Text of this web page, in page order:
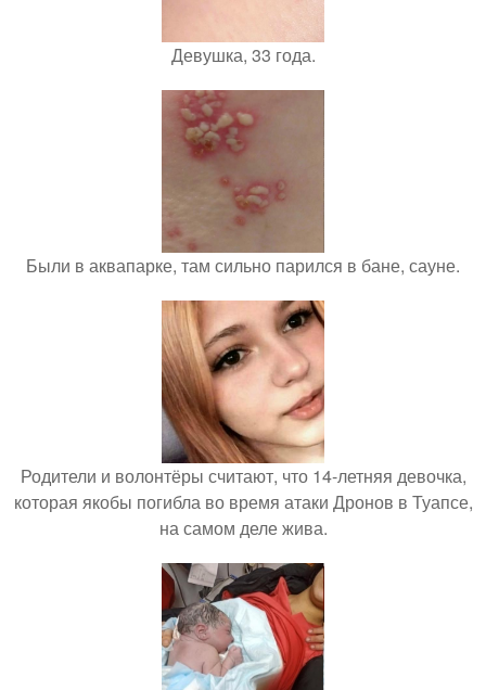
Девушка, 33 года.
Были в аквапарке, там сильно парился в бане, сауне.
Родители и волонтёры считают, что 14-летняя девочка,
которая якобы погибла во время атаки Дронов в Туапсе,
на самом деле жива.